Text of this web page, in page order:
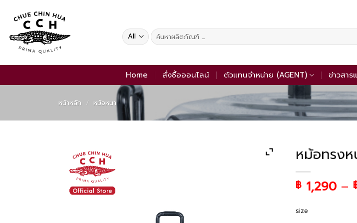
content
ค้นหา:
Home สั่งซื้อออนไลน์ ตัวแทนจำหน่าย (AGENT) ข่าวสาร
หน้าหลัก / หม้อหนา
หม้อทรง
฿ 1,290 –
size